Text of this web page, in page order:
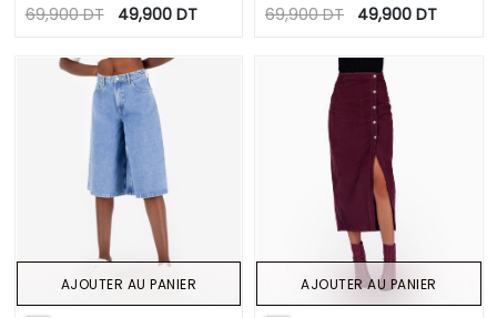
69,900DT 49,900DT 69,900DT 49,900 DT
AJOUTER AU PANIER AJOUTER AU PANIER